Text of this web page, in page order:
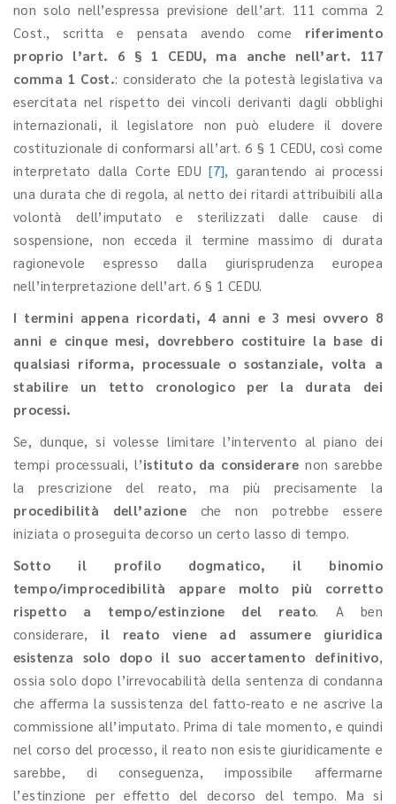
non solo nell’espressa previsione dell’art. 111 comma 2
Cost., scritta e pensata avendo come riferimento
proprio l’art. 6 § 1 CEDU, ma anche nell’art. 117
comma 1 Cost.: considerato che la potestà legislativa va
esercitata nel rispetto dei vincoli derivanti dagli obblighi
internazionali, il legislatore non può eludere il dovere
costituzionale di conformarsi all’art. 6 § 1 CEDU, così come
interpretato dalla Corte EDU[7], garantendo ai processi
una durata che di regola, al netto dei ritardi attribuibili alla
volontà dell’imputato e sterilizzati dalle cause di
sospensione, non ecceda il termine massimo di durata
ragionevole espresso dalla giurisprudenza europea
nell’interpretazione dell’art. 6 § 1 CEDU.
I termini appena ricordati, 4 anni e 3 mesi ovvero 8
anni e cinque mesi, dovrebbero costituire la base di
qualsiasi riforma, processuale o sostanziale, volta a
stabilire un tetto cronologico per la durata dei
processi.
Se, dunque, si volesse limitare l’intervento al piano dei
tempi processuali, l’istituto da considerare non sarebbe
la prescrizione del reato, ma più precisamente la
procedibilità dell’azione che non potrebbe essere
iniziata o proseguita decorso un certo lasso di tempo.
Sotto il profilo dogmatico, il binomio
tempo/improcedibilità appare molto più corretto
rispetto a tempo/estinzione del reato. A ben
considerare, il reato viene ad assumere giuridica
esistenza solo dopo il suo accertamento definitivo,
ossia solo dopo l’irrevocabilità della sentenza di condanna
che afferma la sussistenza del fatto-reato e ne ascrive la
commissione all’imputato. Prima di tale momento, e quindi
nel corso del processo, il reato non esiste giuridicamente e
sarebbe, di conseguenza, impossibile affermarne
l’estinzione per effetto del decorso del tempo. Ma si